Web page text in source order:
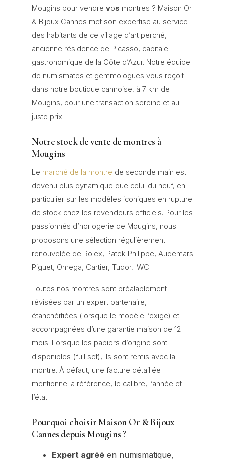
Mougins pour vendre vos montres ? Maison Or
& Bijoux Cannes met son expertise au service
des habitants de ce village d’art perché,
ancienne résidence de Picasso, capitale
gastronomique de la Côte d’Azur. Notre équipe
de numismates et gemmologues vous reçoit
dans notre boutique cannoise, à 7 km de
Mougins, pour une transaction sereine et au
juste prix.
Notre stock de vente de montres à
Mougins
Le marché de la montre de seconde main est
devenu plus dynamique que celui du neuf, en
particulier sur les modèles iconiques en rupture
de stock chez les revendeurs officiels. Pour les
passionnés d’horlogerie de Mougins, nous
proposons une sélection régulièrement
renouvelée de Rolex, Patek Philippe, Audemars
Piguet, Omega, Cartier, Tudor, IWC.
Toutes nos montres sont préalablement
révisées par un expert partenaire,
étanchéifiées (lorsque le modèle l’exige) et
accompagnées d’une garantie maison de 12
mois. Lorsque les papiers d’origine sont
disponibles (full set), ils sont remis avec la
montre. À défaut, une facture détaillée
mentionne la référence, le calibre, l’année et
l’état.
Pourquoi choisir Maison Or & Bijoux
Cannes depuis Mougins ?
Expert agrééen numismatique,